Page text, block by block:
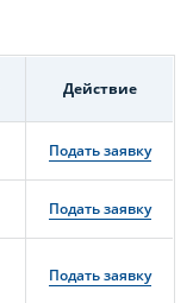
Действие
Подать заявку
Подать заявку
Подать заявку